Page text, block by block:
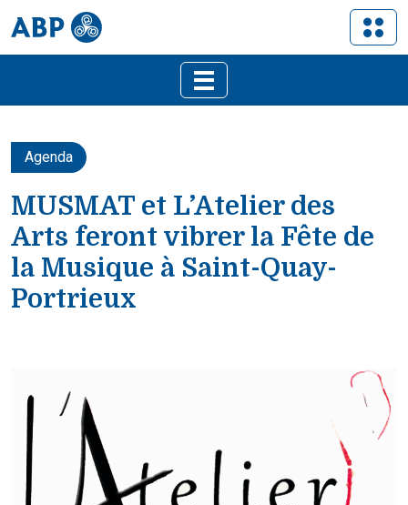
Agenda
MUSMAT et L’Atelier des
Arts feront vibrer la Fête de
la Musique à Saint-Quay-
Portrieux